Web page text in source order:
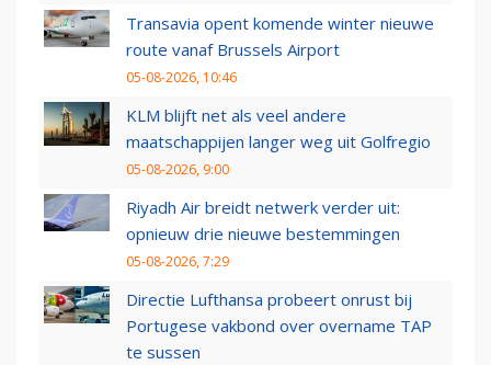
Transavia opent komende winter nieuwe
route vanaf Brussels Airport
05-08-2026, 10:46
KLM blijft net als veel andere
maatschappijen langer weg uit Golfregio
05-08-2026, 9:00
Riyadh Air breidt netwerk verder uit:
opnieuw drie nieuwe bestemmingen
05-08-2026, 7:29
Directie Lufthansa probeert onrust bij
Portugese vakbond over overname TAP
te sussen